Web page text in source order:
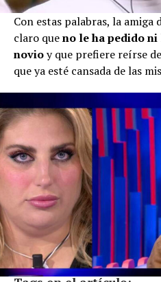
Con estas palabras, la amiga
claro queno le ha pedido
novioy que prefiere reírse
que ya esté cansada de las